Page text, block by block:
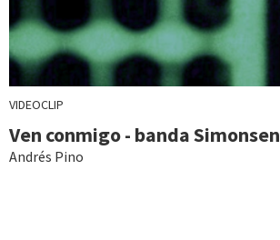
VIDEOCLIP
Ven conmigo - banda Simonsen
Andrés Pino